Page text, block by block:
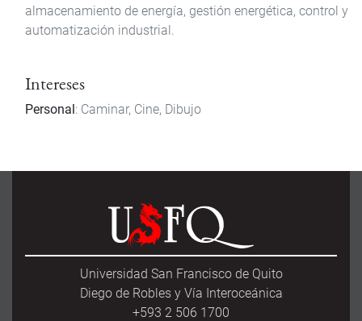
almacenamiento de energía, gestión energética, control y
automatización industrial.
Intereses
Personal: Caminar, Cine, Dibujo
Universidad San Francisco de Quito
Diego de Robles y Vía Interoceánica
+593 2 506 1700